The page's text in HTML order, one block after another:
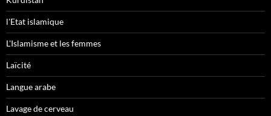
l'Etat islamique
L'Islamisme et les femmes
Laïcité
Langue arabe
Lavage de cerveau